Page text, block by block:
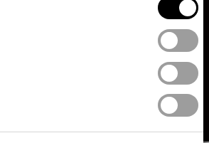
about your geographical location
by actively scanning it for specific
your personal data is processed and set
content and ads, to provide social
our traffic. We also share
use of our site with our social media,
partners who may combine it with other